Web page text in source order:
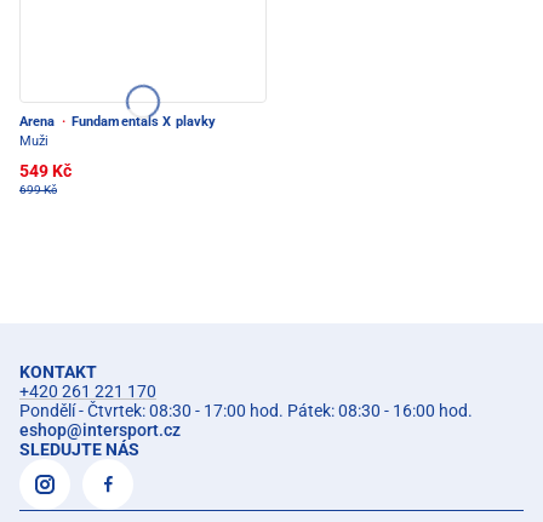
Arena · Fundamentals X plavky
Muži
549 Kč
699 Kč
KONTAKT
+420 261 221 170
Pondělí - Čtvrtek: 08:30 - 17:00 hod. Pátek: 08:30 - 16:00 hod.
eshop@intersport.cz
SLEDUJTE NÁS